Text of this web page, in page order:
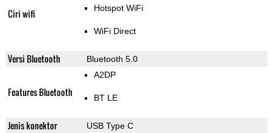
Ciri wifi Hotspot WiFi
WiFi Direct
Versi Bluetooth Bluetooth 5.0
Features Bluetooth
A2DP
BT LE
Jenis konektor USB Type C